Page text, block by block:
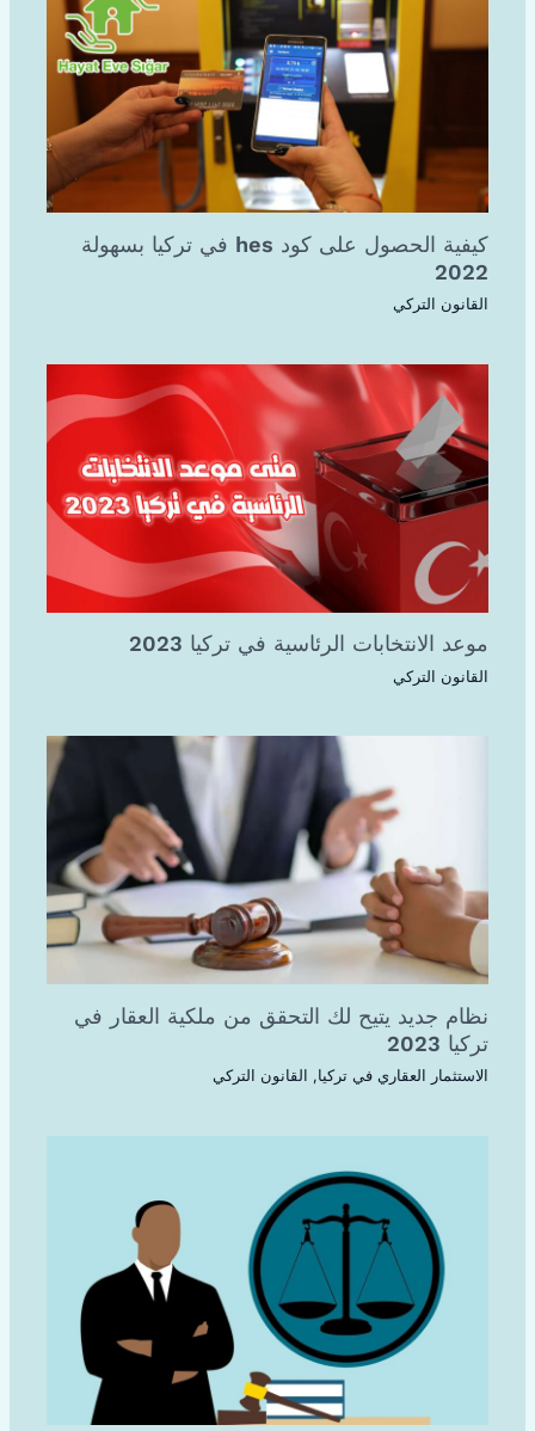
كيفية الحصول على كود hes في تركيا بسهولة
2022
القانون التركي
موعد الانتخابات الرئاسية في تركيا 2023
القانون التركي
نظام جديد يتيح لك التحقق من ملكية العقار في
تركيا 2023
الاستثمار العقاري في تركيا, القانون التركي